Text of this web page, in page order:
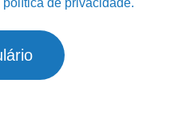
política de privacidade.